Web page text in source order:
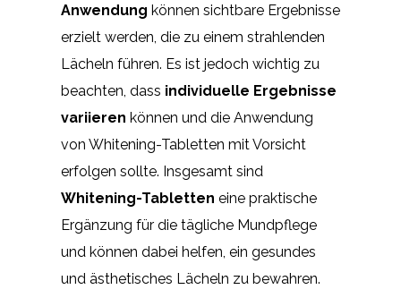
Anwendung können sichtbare Ergebnisse
erzielt werden, die zu einem strahlenden
Lächeln führen. Es ist jedoch wichtig zu
beachten, dass individuelle Ergebnisse
variieren können und die Anwendung
von Whitening-Tabletten mit Vorsicht
erfolgen sollte. Insgesamt sind
Whitening-Tabletten eine praktische
Ergänzung für die tägliche Mundpflege
und können dabei helfen, ein gesundes
und ästhetisches Lächeln zu bewahren.